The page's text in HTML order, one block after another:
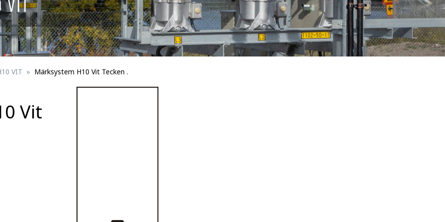
Fågelskydd
VIT
Skyltar för spårbunden trafik
Trafikportal
Trafikanordningsmateriel för trafik/person
VIT Märksystem H10 Vit Tecken .
Vit